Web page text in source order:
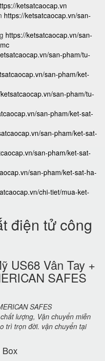
ketsatcaocap.vn
https://ketsatcaocap.vn/san-
https://ketsatcaocap.vn/san-
san-pham/tu-
san-pham/ket-
san-pham/tu-
san-pham/ket-sat-
san-pham/ket-sat-
san-pham/ket-sat-
san-pham/ket-sat-ha-
chi-tiet/mua-ket-
điện tử công
US68 Vân Tay +
SAFES
SAFES
lượng, Vận chuyển miễn
trì trọn đời. vận chuyển tại
Box